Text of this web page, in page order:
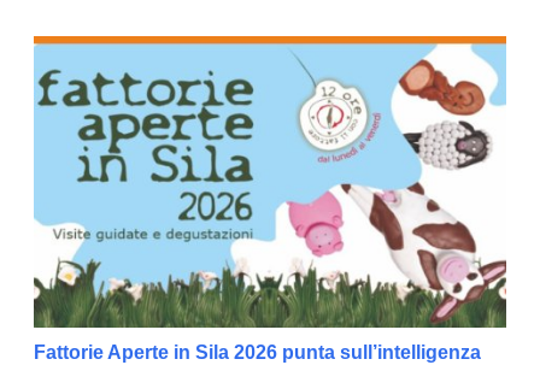
Fattorie Aperte in Sila 2026 punta sull’intelligenza